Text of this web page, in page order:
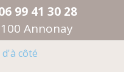
99 41 30 28
Annonay